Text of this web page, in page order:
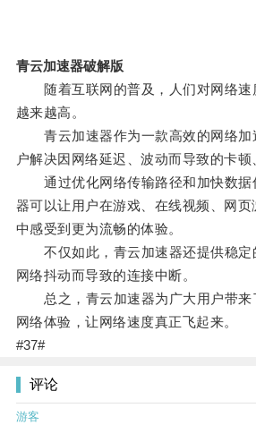
青云加速器破解版
随着互联网的普及，人们对网络速
越来越高。
青云加速器作为一款高效的网络加
户解决因网络延迟、波动而导致的卡顿
通过优化网络传输路径和加快数据
器可以让用户在游戏、在线视频、网
中感受到更为流畅的体验。
不仅如此，青云加速器还提供稳定
网络抖动而导致的连接中断。
总之，青云加速器为广大用户带来
网络体验，让网络速度真正飞起来。
#37#
评论
游客